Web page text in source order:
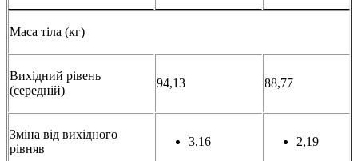
Маса тіла (кг)
Вихідний рівень
(середній)
94,13 88,77
Зміна від вихідного
рівняв
3,16 2,19